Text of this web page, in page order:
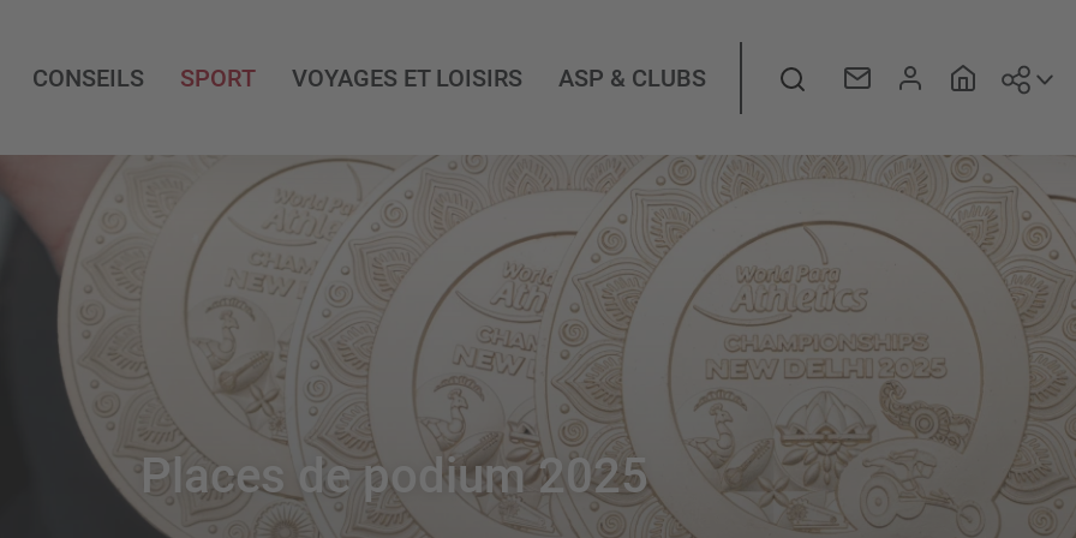
CONSEILS SPORT VOYAGES ET LOISIRS ASP & CLUBS Rechercher
Places de podium 2025